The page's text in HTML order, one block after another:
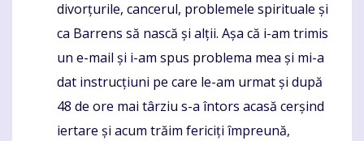
divorțurile, cancerul, problemele spirituale și
ca Barrens să nască și alții. Așa că i-am trimis
un e-mail și i-am spus problema mea și mi-a
dat instrucțiuni pe care le-am urmat și după
48 de ore mai târziu s-a întors acasă cerșind
iertare și acum trăim fericiți împreună,